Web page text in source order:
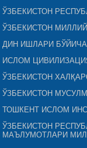
ЎЗБЕКИСТОН
ЎЗБЕКИСТОН
ДИН ИШЛАРИ
ИСЛОМ
ЎЗБЕКИСТОН
ЎЗБЕКИСТОН
ТОШКЕНТ ИСЛОМ
ЎЗБЕКИСТОН
МАЪЛУМОТЛАРИ